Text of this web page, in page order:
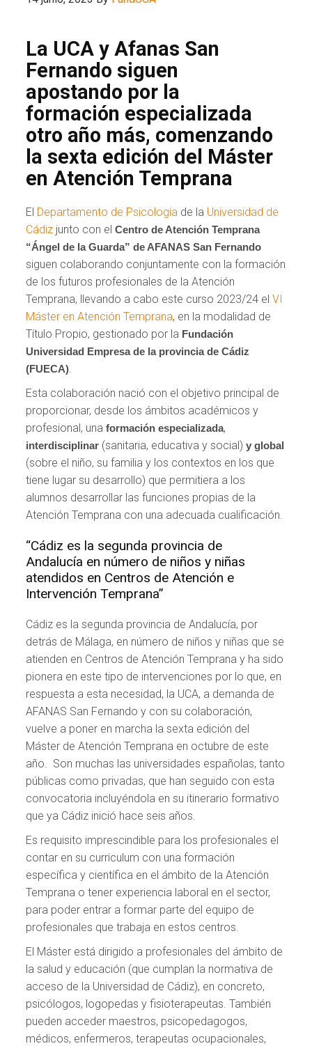
La UCA y Afanas San
Fernando siguen
apostando por la
formación especializada
otro año más, comenzando
la sexta edición del Máster
en Atención Temprana
El Departamento de Psicología de la Universidad de
Cádiz junto con elCentro de Atención Temprana
“Ángel de la Guarda” de AFANAS San Fernando
siguen colaborando conjuntamente con la formación
de los futuros profesionales de la Atención
Temprana, llevando a cabo este curso 2023/24 elVI
Máster en Atención Temprana, en la modalidad de
Título Propio, gestionado por la Fundación
Universidad Empresa de la provincia de Cádiz
(FUECA)
Esta colaboración nació con el objetivo principal de
proporcionar, desde los ámbitos académicos y
profesional, unaformación especializada,
interdisciplinar (sanitaria, educativa y social)y global
(sobre el niño, su familia y los contextos en los que
tiene lugar su desarrollo) que permitiera a los
alumnos desarrollar las funciones propias de la
Atención Temprana con una adecuada cualificación.
“Cádiz es la segunda provincia de
Andalucía en número de niños y niñas
atendidos en Centros de Atención e
Intervención Temprana”
Cádiz es la segunda provincia de Andalucía, por
detrás de Málaga, en número de niños y niñas que se
atienden en Centros de Atención Temprana y ha sido
pionera en este tipo de intervenciones por lo que, en
respuesta a esta necesidad, la UCA, a demanda de
AFANAS San Fernando y con su colaboración,
vuelve a poner en marcha la sexta edición del
Máster de Atención Temprana en octubre de este
año. Son muchas las universidades españolas, tanto
públicas como privadas, que han seguido con esta
convocatoria incluyéndola en su itinerario formativo
que ya Cádiz inició hace seis años.
Es requisito imprescindible para los profesionales el
contar en su curriculum con una formación
específica y científica en el ámbito de la Atención
Temprana o tener experiencia laboral en el sector,
para poder entrar a formar parte del equipo de
profesionales que trabaja en estos centros.
El Máster está dirigido a profesionales del ámbito de
la salud y educación (que cumplan la normativa de
acceso de la Universidad de Cádiz), en concreto,
psicólogos, logopedas y fisioterapeutas. También
pueden acceder maestros, psicopedagogos,
médicos, enfermeros, terapeutas ocupacionales,